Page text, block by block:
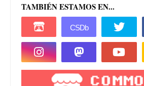
TAMBIÉN ESTAMOS EN...